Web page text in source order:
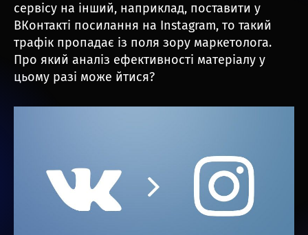
сервісу на інший, наприклад, поставити у
ВКонтакті посилання на Instagram, то такий
трафік пропадає із поля зору маркетолога.
Про який аналіз ефективності матеріалу у
цьому разі може йтися?